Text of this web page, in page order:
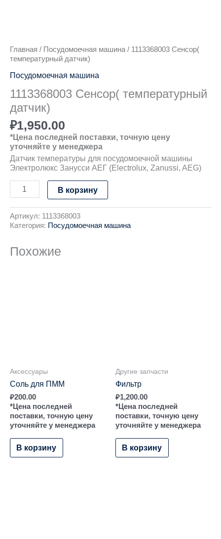
Главная / Посудомоечная машина/ 1113368003 Сенсор(
температурный датчик)
Посудомоечная машина
1113368003 Сенсор( температурный
датчик)
₽1,950.00
*Цена последней поставки, точную цену
уточняйте у менеджера
Датчик температуры для посудомоечной машины
Электролюкс Занусси АЕГ (Electrolux, Zanussi, AEG)
В корзину
Артикул: 1113368003
Категория: Посудомоечная машина
Похожие
Аксессуары
Соль для ПММ
₽200.00
*Цена последней
поставки, точную цену
уточняйте у менеджера
В корзину
Другие запчасти
Фильтр
₽1,200.00
*Цена последней
поставки, точную цену
уточняйте у менеджера
В корзину